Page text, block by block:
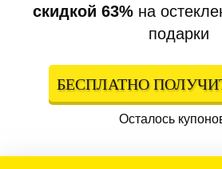
скидкой 63% на
подарки
БЕСПЛАТНО
Осталось